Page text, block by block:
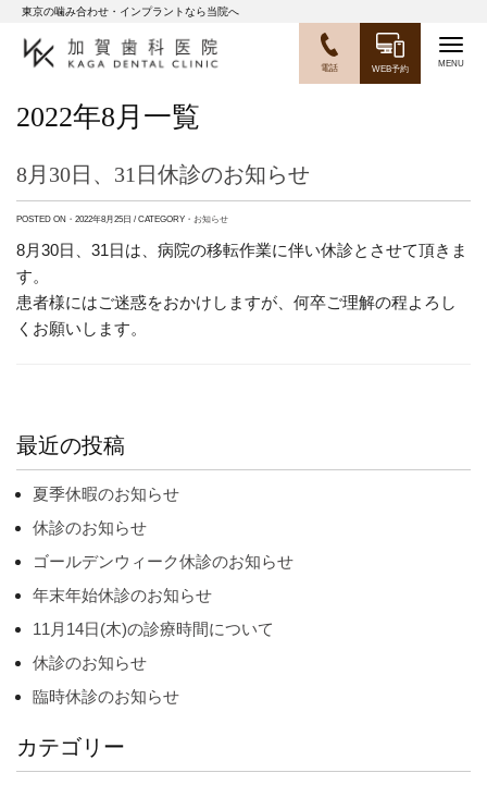
東京の噛み合わせ・インプラントなら当院へ
WEB予約
電話
2022年8月一覧
8月30日、31日休診のお知らせ
POSTED ON・2022年8月25日 / CATEGORY・ お知らせ
8月30日、31日は、病院の移転作業に伴い休診とさせて頂きま
す。
患者様にはご迷惑をおかけしますが、何卒ご理解の程よろし
くお願いします。
最近の投稿
夏季休暇のお知らせ
休診のお知らせ
ゴールデンウィーク休診のお知らせ
年末年始休診のお知らせ
11月14日(木)の診療時間について
休診のお知らせ
臨時休診のお知らせ
カテゴリー